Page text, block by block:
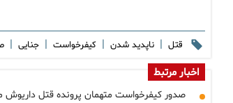
قتل | ناپدید شدن | کیفرخواست | جنایی |
اخبار مرتبط
صدور کیفرخواست متهمان پرونده قتل